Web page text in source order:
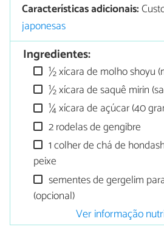
Características adicionais:
japonesas
Ingredientes:
½ xícara de molho shoyu
½ xícara de saquê mirin
¼ xícara de açúcar (40
2 rodelas de gengibre
1 colher de chá de
peixe
sementes de gergelim
(opcional)
Ver informação